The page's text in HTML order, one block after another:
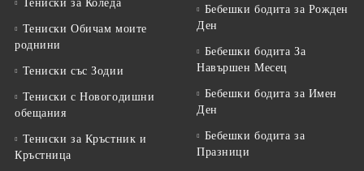
Тениски за Коледа
Тениски Обичам моите
роднини
Тениски със Зодии
Тениски с Новогодишни
обещания
Тениски за Кръстник и
Кръстница
Бебешки бодита за Рожден
Ден
Бебешки бодита За
Навършен Месец
Бебешки бодита за Имен
Ден
Бебешки бодита за
Празници